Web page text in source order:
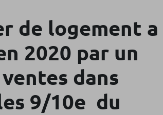
de logement a
2020 par un
dans
9/10e du